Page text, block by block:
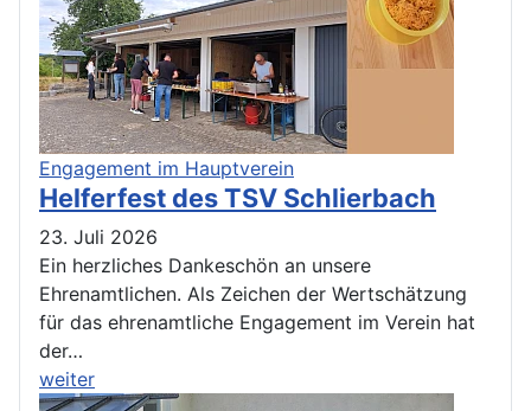
Engagement im Hauptverein
Helferfest des TSV Schlierbach
23. Juli 2026
Ein herzliches Dankeschön an unsere
Ehrenamtlichen. Als Zeichen der Wertschätzung
für das ehrenamtliche Engagement im Verein hat
der…
weiter